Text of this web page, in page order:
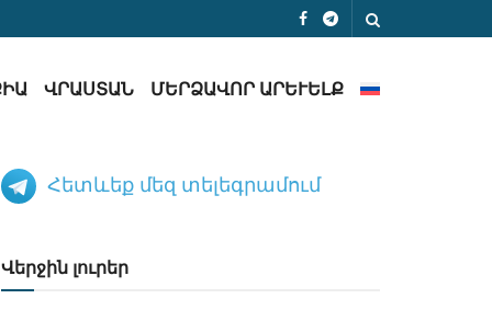
ՎՐԱՍՏԱՆ ՄԵՐՁԱՎՈՐ ԱՐԵՒԵԼՔ
Հետևեք մեզ տելեգրամում
Վերջին լուրեր